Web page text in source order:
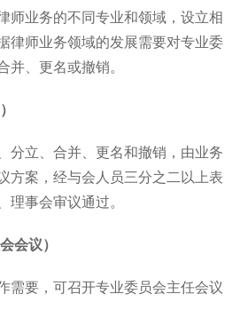
师业务的不同专业和领域，设立相
律师业务领域的发展需要对专业委
并、更名或撤销。
分立、合并、更名和撤销，由业务
方案，经与会人员三分之二以上表
理事会审议通过。
会议）
需要，可召开专业委员会主任会议